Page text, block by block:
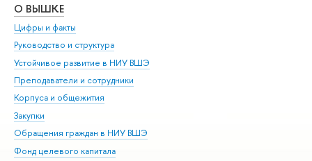
О ВЫШКЕ
Цифры и факты
Руководство и структура
Устойчивое развитие в НИУ ВШЭ
Преподаватели и сотрудники
Корпуса и общежития
Закупки
Обращения граждан в НИУ ВШЭ
Фонд целевого капитала